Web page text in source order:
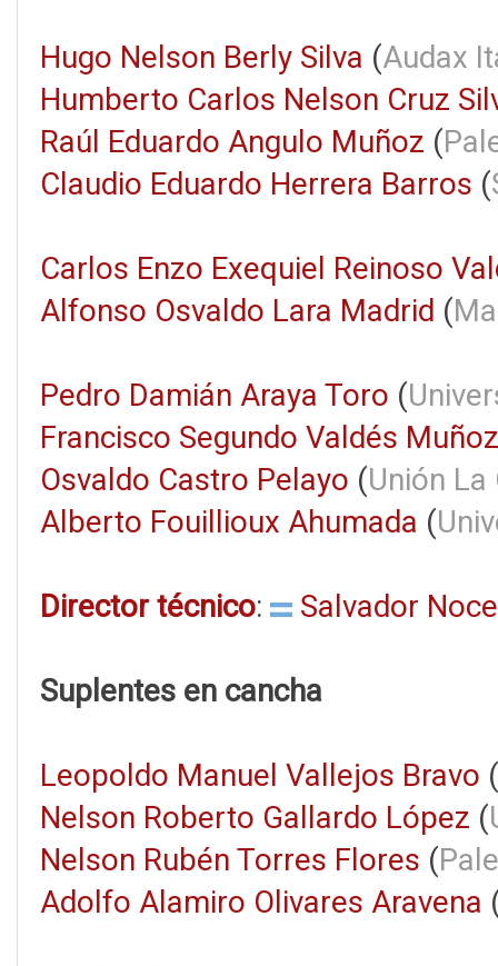
Hugo Nelson Berly Silva (Audax
Humberto Carlos Nelson Cruz
Raúl Eduardo Angulo Muñoz (
Claudio Eduardo Herrera Barros (
Carlos Enzo Exequiel Reinoso
Alfonso Osvaldo Lara Madrid (
Pedro Damián Araya Toro (
Francisco Segundo Valdés Muñoz
Osvaldo Castro Pelayo (Unión La
Alberto Fouillioux Ahumada (
Director técnico: Salvador
Suplentes en cancha
Leopoldo Manuel Vallejos Bravo (
Nelson Roberto Gallardo López (
Nelson Rubén Torres Flores (
Adolfo Alamiro Olivares Aravena